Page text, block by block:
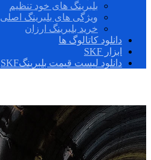
بلبرینگ های خود تنظیم
ویژگی های بلبرینگ اصلی
خرید بلبرینگ ارزان
دانلود کاتالوگ ها
ابزار SKF
دانلود لیست قیمت بلبرینگSKF